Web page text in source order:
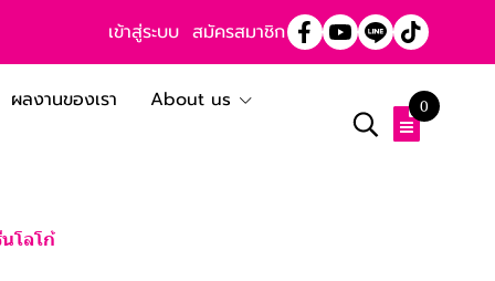
เข้าสู่ระบบ สมัครสมาชิก
ผลงานของเรา
About us
0
โลโก้